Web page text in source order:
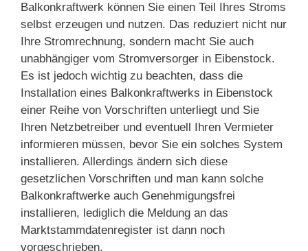
Balkonkraftwerk können Sie einen Teil Ihres Stroms
selbst erzeugen und nutzen. Das reduziert nicht nur
Ihre Stromrechnung, sondern macht Sie auch
unabhängiger vom Stromversorger in Eibenstock.
Es ist jedoch wichtig zu beachten, dass die
Installation eines Balkonkraftwerks in Eibenstock
einer Reihe von Vorschriften unterliegt und Sie
Ihren Netzbetreiber und eventuell Ihren Vermieter
informieren müssen, bevor Sie ein solches System
installieren. Allerdings ändern sich diese
gesetzlichen Vorschriften und man kann solche
Balkonkraftwerke auch Genehmigungsfrei
installieren, lediglich die Meldung an das
Marktstammdatenregister ist dann noch
vorgeschrieben.